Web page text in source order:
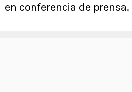
en conferencia de prensa.